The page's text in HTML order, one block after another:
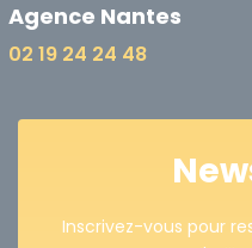
Agence Nantes
02 19 24 24 48
Inscrivez-vous pour